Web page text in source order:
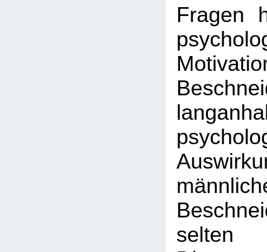
Fragen
selten